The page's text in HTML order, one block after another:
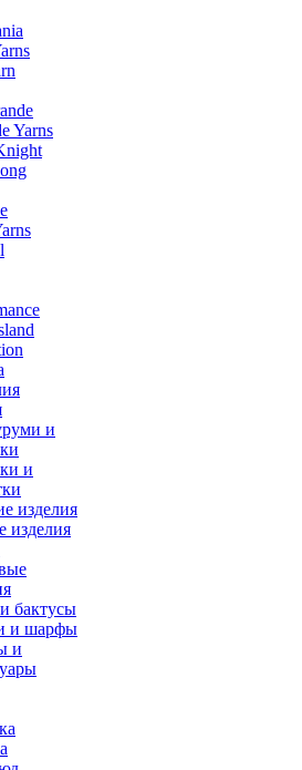
Yarns
и
и
изделия
изделия
бактусы
и шарфы
и